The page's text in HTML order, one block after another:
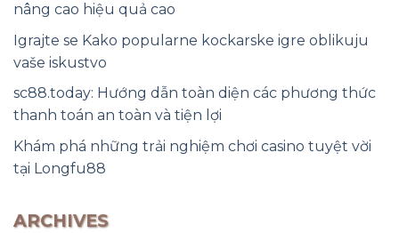
nâng cao hiệu quả cao
Igrajte se Kako popularne kockarske igre oblikuju
vaše iskustvo
sc88.today: Hướng dẫn toàn diện các phương thức
thanh toán an toàn và tiện lợi
Khám phá những trải nghiệm chơi casino tuyệt vời
tại Longfu88
ARCHIVES